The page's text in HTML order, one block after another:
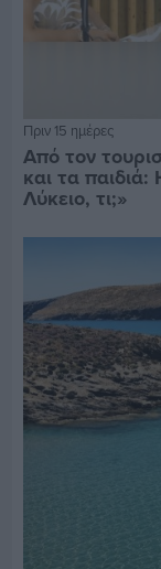
Πριν 15 ημέρες
Από τον
και τα
Λύκειο, τι;»